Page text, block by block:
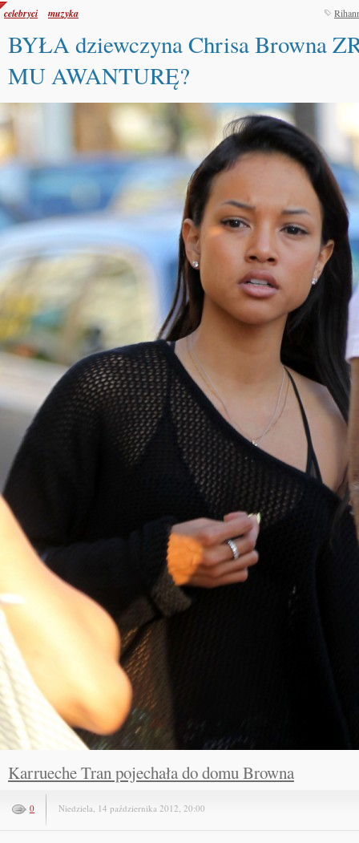
celebryci muzyka
BYŁA dziewczyna Chrisa Browna
MU AWANTURĘ?
Karrueche Tran pojechała do domu Browna
0 Niedziela, 14 października 2012, 20:00